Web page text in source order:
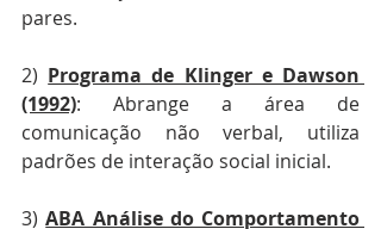
pares.
2) Programa de Klinger e Dawson
(1992): Abrange a área de
comunicação não verbal, utiliza
padrões de interação social inicial.
3) ABA Análise do Comportamento